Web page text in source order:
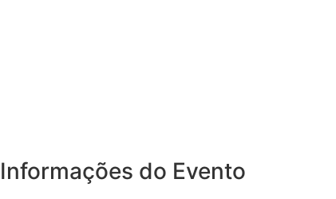
Informações do Evento